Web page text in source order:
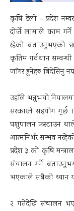
कृषि डेली – प्रदेश
दोर्जे लामाले काम
रहेको बताउनुभएको
कृतिम गर्वधान
जाँगर हुनेहरु बिदेसिनु
उहाँले
सरकारले सहयोग
पशुपालन फस्टाउन
आत्मनिर्भर सम्भव
प्रदेश ३ को कृषि
संचालन गर्ने
भएकाले सबैको ध्यान
२ गतेदेखि संचालन